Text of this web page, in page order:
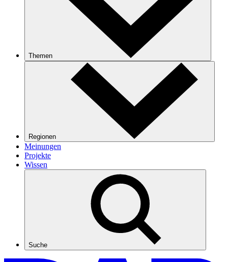
Themen
Regionen
Meinungen
Projekte
Wissen
Suche